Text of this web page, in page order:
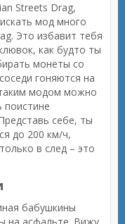
Streets Drag,
мод много
Это избавит тебя
как будто ты
монеты со
гоняются на
модом можно
поистине
себе, ты
до 200 км/ч,
в след – это
бабушкины